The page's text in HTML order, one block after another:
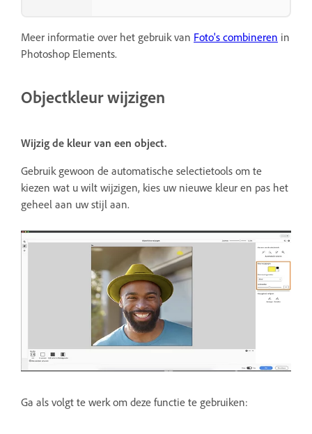
Meer informatie over het gebruik van Foto's combineren in
Photoshop Elements.
Objectkleur wijzigen
Wijzig de kleur van een object.
Gebruik gewoon de automatische selectietools om te
kiezen wat u wilt wijzigen, kies uw nieuwe kleur en pas het
geheel aan uw stijl aan.
Ga als volgt te werk om deze functie te gebruiken: